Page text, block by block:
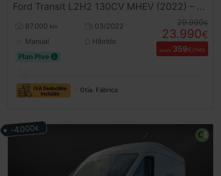
Ford Transit L2H2 130CV MHEV (2022) – Furgón Diésel con Etiqueta ECO para Reparto Nacional
87.000 km
03/2022
Manual
Híbrido
Plan Pive
29.990€
23.990€
desde 359€/mes
Gtía. Fábrica
-4.000€